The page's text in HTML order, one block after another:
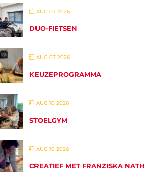
AUG 07 2026
DUO-FIETSEN
AUG 07 2026
KEUZEPROGRAMMA
AUG 10 2026
STOELGYM
AUG 10 2026
CREATIEF MET FRANZISKA NATH